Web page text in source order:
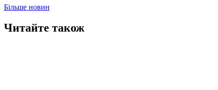
Більше новин
Читайте також